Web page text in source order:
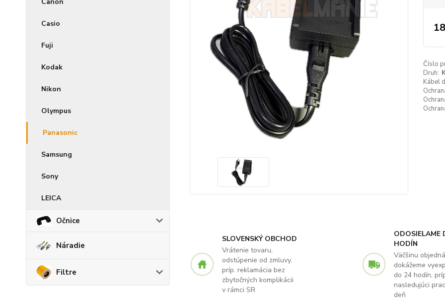
Casio
Fuji
Kodak
Nikon
Olympus
Panasonic
Samsung
Sony
LEICA
Očnice
Náradie
Filtre
Číslo
Druh:
Kábel
SLOVENSKÝ OBCHOD
Vrátenie tovaru,
odstúpenie od zmluvy,
príp. reklamácia bez
zbytočných komplikácii
v rámci SR
ODOSIELAME
HODÍN
Väčšinu
dokážeme
do 24 hodín,
nasledujúci
deň